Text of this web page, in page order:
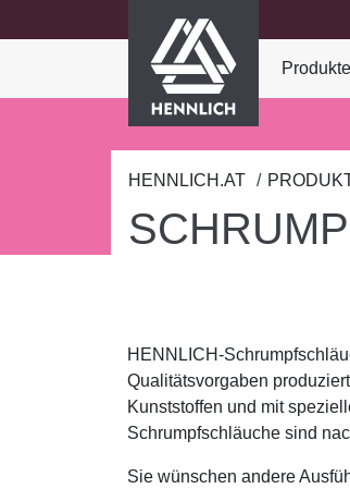
Produkte
HENNLICH.AT
HENNLICH-
Qualitätsvorgaben
Kunststoffen und mit
Schrumpfschläuche sind
Sie wünschen andere